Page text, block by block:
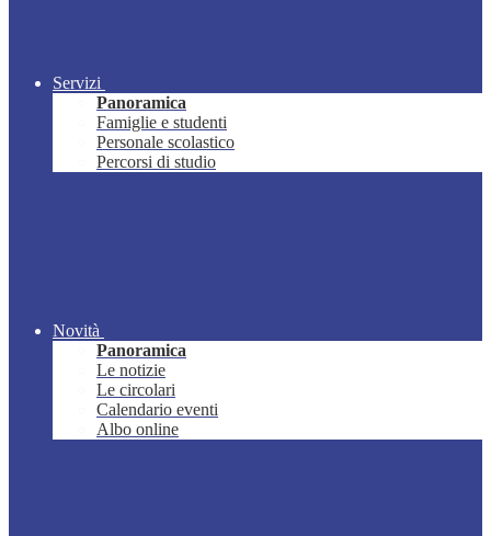
Servizi
Panoramica
Famiglie e studenti
Personale scolastico
Percorsi di studio
Novità
Panoramica
Le notizie
Le circolari
Calendario eventi
Albo online